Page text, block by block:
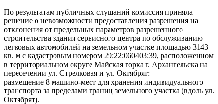
По результатам публичных слушаний комиссия приняла
решение о невозможности предоставления разрешения на
отклонения от предельных параметров разрешенного
строительства здания сервисного центра по обслуживанию
легковых автомобилей на земельном участке площадью 3143
кв. м с кадастровым номером 29:22:060403:39, расположенном
в территориальном округе Майская горка г. Архангельска на
пересечении ул. Стрелковая и ул. Октябрят:
размещение 8 машино-мест для хранения индивидуального
транспорта за пределами границ земельного участка (вдоль ул.
Октябрят).